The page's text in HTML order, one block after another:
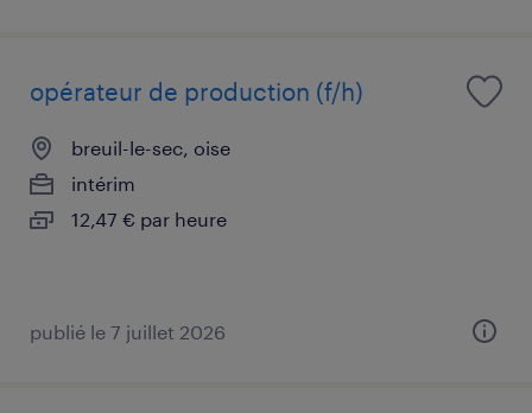
opérateur de production (f/h)
breuil-le-sec, oise
intérim
12,47 € par heure
publié le 7 juillet 2026